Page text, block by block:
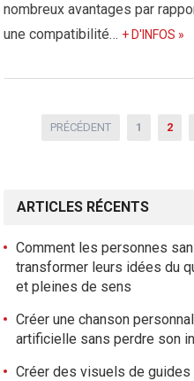
nombreux avantages par
une compatibilité… + D'INFOS »
n
e
PRÉCÉDENT 1 2
ARTICLES RÉCENTS
Comment les personnes
transformer leurs idées du
et pleines de sens
Créer une chanson
artificielle sans perdre son
Créer des visuels de